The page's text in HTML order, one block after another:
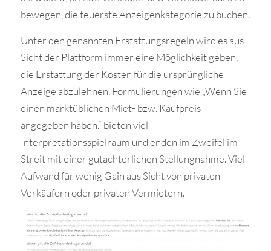
bewegen, die teuerste Anzeigenkategorie zu buchen.
Unter den genannten Erstattungsregeln wird es aus
Sicht der Plattform immer eine Möglichkeit geben,
die Erstattung der Kosten für die ursprüngliche
Anzeige abzulehnen. Formulierungen wie „Wenn Sie
einen marktüblichen Miet- bzw. Kaufpreis
angegeben haben.“ bieten viel
Interpretationsspielraum und enden im Zweifel im
Streit mit einer gutachterlichen Stellungnahme. Viel
Aufwand für wenig Gain aus Sicht von privaten
Verkäufern oder privaten Vermietern.